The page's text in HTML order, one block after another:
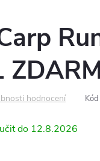
hodnocení
12.8.2026